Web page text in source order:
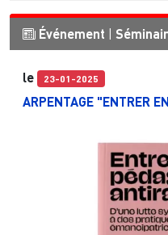
Événement
le 23-01-2025
ARPENTAGE "ENTRER